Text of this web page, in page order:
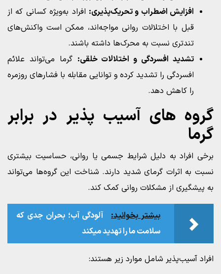
افزایش اضطراب و تحریک‌پذیری: افراد به‌ویژه کسانی که از
قبل با اختلالات روانی مواجه‌اند، ممکن است واکنش‌های
تندتری نسبت به محرک‌ها داشته باشند.
تشدید افسردگی و اختلالات خلقی: گرما می‌تواند علائم
افسردگی را تشدید کرده و توانایی مقابله با فشارهای روزمره
را کاهش دهد.
گروه‌ های آسیب‌ پذیر در برابر
گرما
برخی افراد به دلیل شرایط جسمی یا روانی، حساسیت بیشتری
نسبت به اثرات گرمای شدید دارند. شناخت این گروه‌ها می‌تواند
به پیشگیری از مشکلات روانی کمک کند.
بیشتر بخوانید:
آلودگی آب؛ بحران جدی که
سلامت ما را تهدید میکند
افراد آسیب‌پذیر شامل موارد زیر هستند: